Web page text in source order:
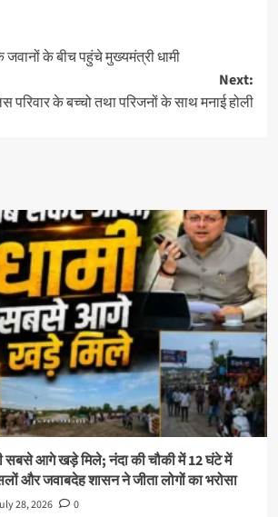
के बीच पहुंचे मुख्यमंत्री धामी
Next:
परिवार के बच्चो तथा परिजनों के साथ मनाई होली
आगे खड़े मिले; नंदा की चौकी में 12 घंटे में
और जवाबदेह शासन ने जीता लोगों का भरोसा
28, 2026 0